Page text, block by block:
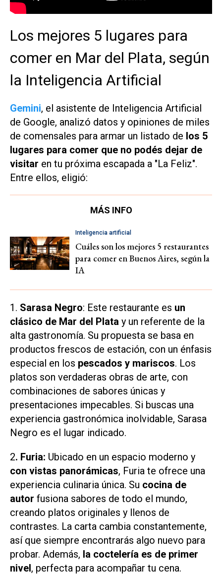
Los mejores 5 lugares para
comer en Mar del Plata, según
la Inteligencia Artificial
Gemini, el asistente de Inteligencia Artificial
de Google, analizó datos y opiniones de miles
de comensales para armar un listado de los 5
lugares para comer que no podés dejar de
visitar en tu próxima escapada a "La Feliz".
Entre ellos, eligió:
MÁS INFO
Inteligencia artificial
Cuáles son los mejores 5 restaurantes
para comer en Buenos Aires, según la
IA
1. Sarasa Negro: Este restaurante es un
clásico de Mar del Plata y un referente de la
alta gastronomía. Su propuesta se basa en
productos frescos de estación, con un énfasis
especial en los pescados y mariscos. Los
platos son verdaderas obras de arte, con
combinaciones de sabores únicas y
presentaciones impecables. Si buscas una
experiencia gastronómica inolvidable, Sarasa
Negro es el lugar indicado.
2. Furia: Ubicado en un espacio moderno y
con vistas panorámicas, Furia te ofrece una
experiencia culinaria única. Su cocina de
autor fusiona sabores de todo el mundo,
creando platos originales y llenos de
contrastes. La carta cambia constantemente,
así que siempre encontrarás algo nuevo para
probar. Además, la coctelería es de primer
nivel, perfecta para acompañar tu cena.